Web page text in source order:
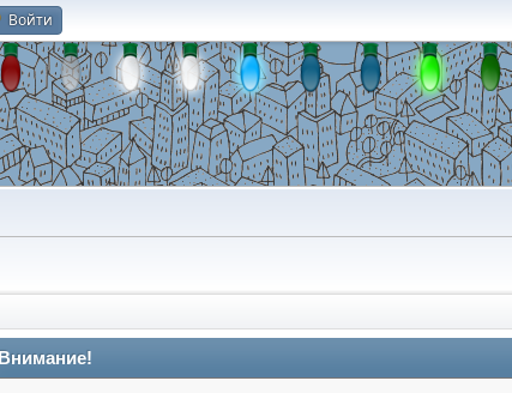
Войти
Внимание!